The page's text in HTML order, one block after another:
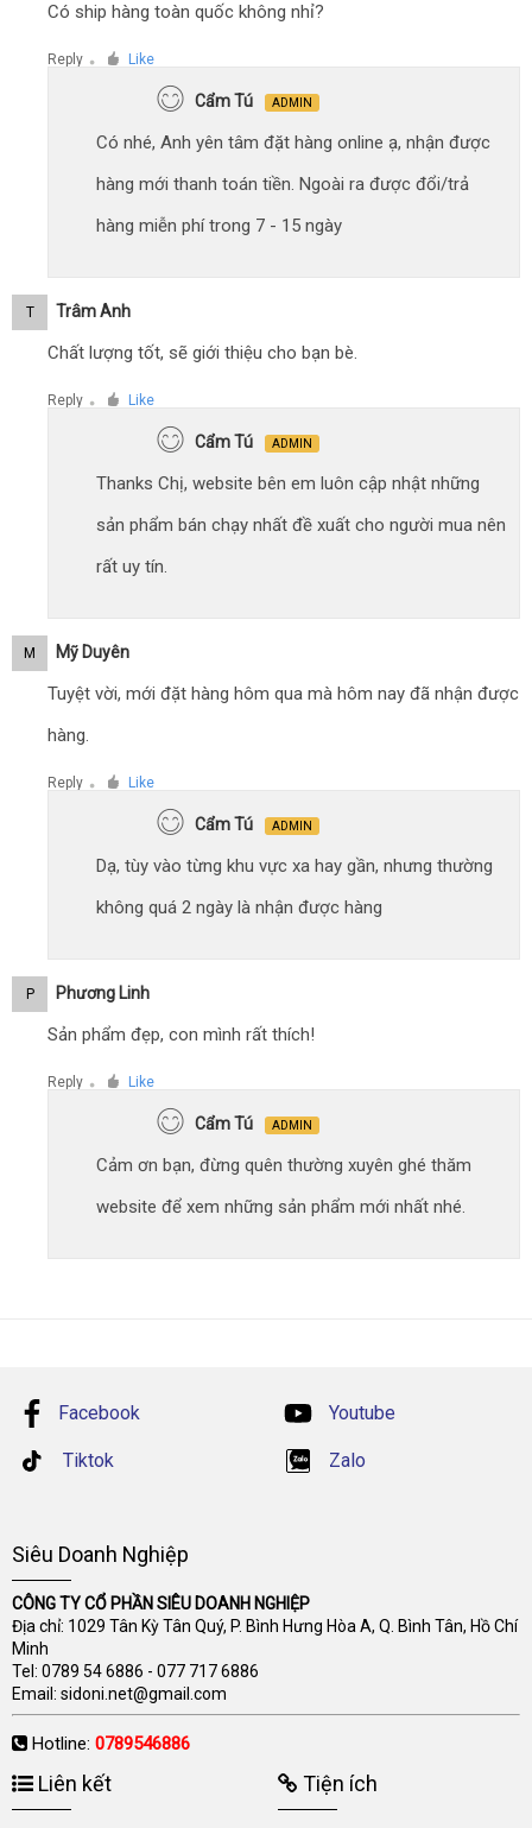
Có ship hàng toàn quốc không nhỉ?
Reply ● Like
Cẩm Tú ADMIN
Có nhé, Anh yên tâm đặt hàng online ạ, nhận được
hàng mới thanh toán tiền. Ngoài ra được đổi/trả
hàng miễn phí trong 7 - 15 ngày
T Trâm Anh
Chất lượng tốt, sẽ giới thiệu cho bạn bè.
Reply ● Like
Cẩm Tú ADMIN
Thanks Chị, website bên em luôn cập nhật những
sản phẩm bán chạy nhất đề xuất cho người mua nên
rất uy tín.
M Mỹ Duyên
Tuyệt vời, mới đặt hàng hôm qua mà hôm nay đã nhận được
hàng.
Reply ● Like
Cẩm Tú ADMIN
Dạ, tùy vào từng khu vực xa hay gần, nhưng thường
không quá 2 ngày là nhận được hàng
P Phương Linh
Sản phẩm đẹp, con mình rất thích!
Reply ● Like
Cẩm Tú ADMIN
Cảm ơn bạn, đừng quên thường xuyên ghé thăm
website để xem những sản phẩm mới nhất nhé.
Facebook Youtube
Tiktok Zalo
Siêu Doanh Nghiệp
CÔNG TY CỔ PHẦN SIÊU DOANH NGHIỆP
Địa chỉ: 1029 Tân Kỳ Tân Quý, P. Bình Hưng Hòa A, Q. Bình Tân, Hồ Chí
Minh
Tel: 0789 54 6886 - 077 717 6886
Email: sidoni.net@gmail.com
Hotline: 0789546886
Liên kết Tiện ích